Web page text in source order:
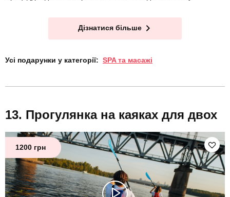
Дізнатися більше
Усі подарунки у категорії: SPA та масажі
Прогулянка на каяках для двох
1200 грн